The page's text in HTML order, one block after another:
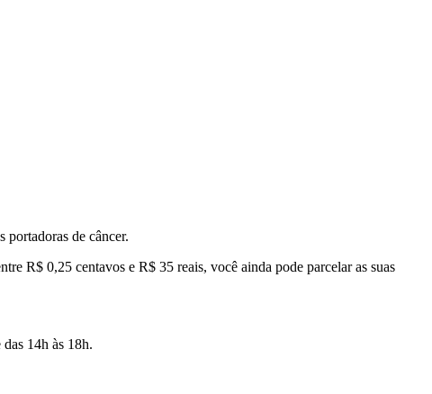
portadoras de câncer.
R$ 0,25 centavos e R$ 35 reais, você ainda pode parcelar as suas
14h às 18h.